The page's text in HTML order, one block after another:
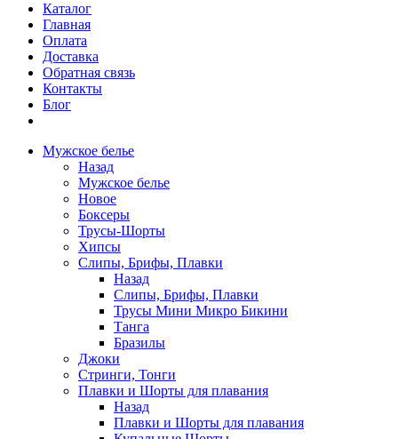
Каталог
Главная
Оплата
Доставка
Обратная связь
Контакты
Блог
Мужское белье
Назад
Мужское белье
Новое
Боксеры
Трусы-Шорты
Хипсы
Слипы, Брифы, Плавки
Назад
Слипы, Брифы, Плавки
Трусы Мини Микро Бикини
Танга
Бразилы
Джоки
Стринги, Тонги
Плавки и Шорты для плавания
Назад
Плавки и Шорты для плавания